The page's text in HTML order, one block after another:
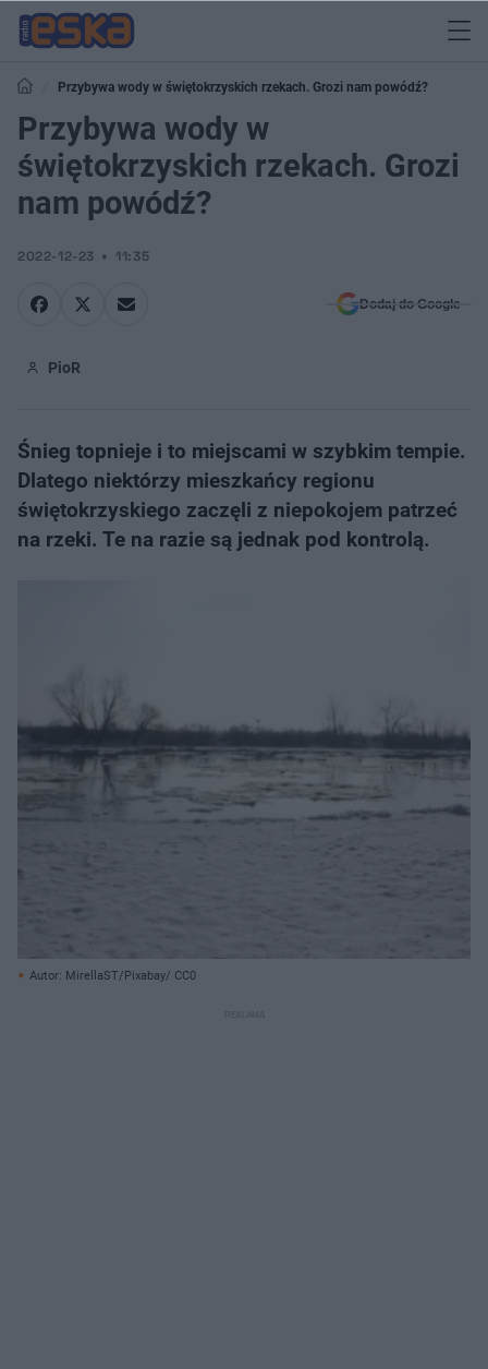
Przybywa wody w świętokrzyskich rzekach. Grozi nam powódź?
Przybywa wody w
świętokrzyskich rzekach. Grozi
nam powódź?
2022-12-23 11:35
Dodaj do Google
PioR
Śnieg topnieje i to miejscami w szybkim tempie.
Dlatego niektórzy mieszkańcy regionu
świętokrzyskiego zaczęli z niepokojem patrzeć
na rzeki. Te na razie są jednak pod kontrolą.
Autor: MirellaST/Pixabay/ CC0